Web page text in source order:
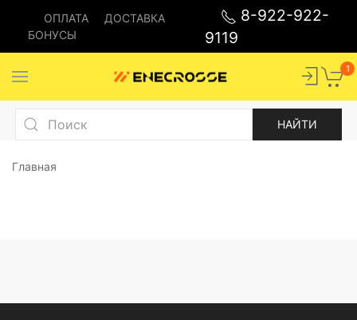
ОПЛАТА
ДОСТАВКА
БОНУСЫ
8-922-922-
9119
1
Главная